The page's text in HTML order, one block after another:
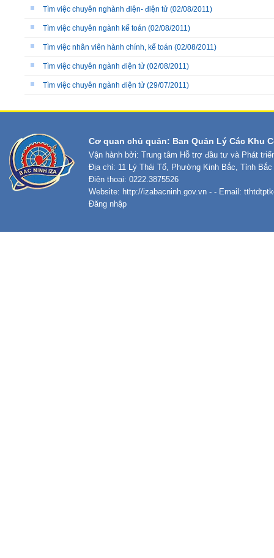
Tìm việc chuyên nghành điện- điện tử (02/08/2011)
Tìm việc chuyên ngành kế toán (02/08/2011)
Tìm việc nhân viên hành chính, kế toán (02/08/2011)
Tìm việc chuyên ngành điện tử (02/08/2011)
Tìm việc chuyên ngành điện tử (29/07/2011)
Cơ quan chủ quản: Ban Quản Lý Các Khu
Vận hành bởi: Trung tâm Hỗ trợ đầu tư và Phát
Địa chỉ: 11 Lý Thái Tổ, Phường Kinh Bắc, Tỉnh Bắc
Điện thoại: 0222.3875526
Website: http://izabacninh.gov.vn - - Email:
Đăng nhập